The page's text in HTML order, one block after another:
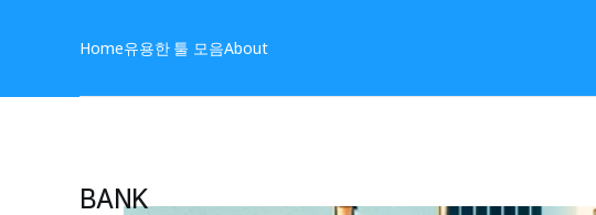
Home유용한 툴 모음About
BANK